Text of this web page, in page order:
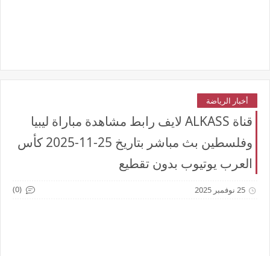
أخبار الرياضة
قناة ALKASS لايف رابط مشاهدة مباراة ليبيا
وفلسطين بث مباشر بتاريخ 25-11-2025 كأس
العرب يوتيوب بدون تقطيع
25 نوفمبر 2025 (0)